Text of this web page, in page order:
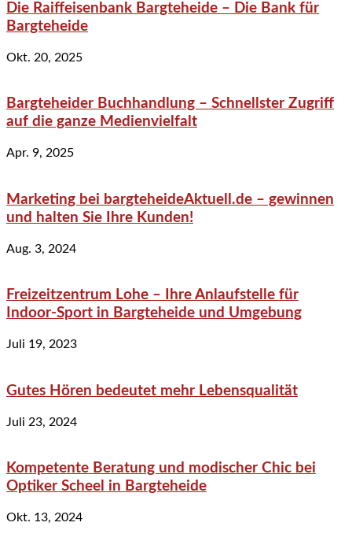
Die Raiffeisenbank Bargteheide – Die Bank für
Bargteheide
Okt. 20, 2025
Bargteheider Buchhandlung – Schnellster Zugriff
auf die ganze Medienvielfalt
Apr. 9, 2025
Marketing bei bargteheideAktuell.de – gewinnen
und halten Sie Ihre Kunden!
Aug. 3, 2024
Freizeitzentrum Lohe – Ihre Anlaufstelle für
Indoor-Sport in Bargteheide und Umgebung
Juli 19, 2023
Gutes Hören bedeutet mehr Lebensqualität
Juli 23, 2024
Kompetente Beratung und modischer Chic bei
Optiker Scheel in Bargteheide
Okt. 13, 2024